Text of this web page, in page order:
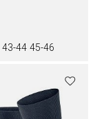
43-44 45-46